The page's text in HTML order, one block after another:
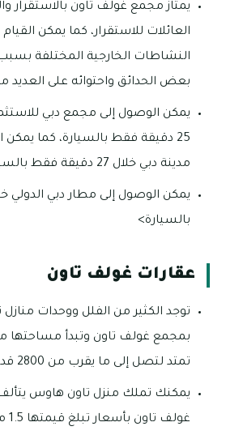
يمتاز مجمع غولف تاون بالاستقرار
العائلات للاستقرار، كما يمكن
النشاطات الخارجية المختلفة
بعض الحدائق واحتوائه على العديد
يمكن الوصول إلى مجمع دبي
25 دقيقة فقط بالسيارة، كما
مدينة دبي خلال 27 دقيقة فقط بالسيارة.
بالسيارة>
عقارات غولف تاون
توجد الكثير من الفلل ووحدات
تمتد لتصل إلى ما يقرب من 2800 قدم مربع.
يمكنك تملك منزل تاون هاوس
غولف تاون بأسعار تبلغ قيمتها 1.5 مليون درهماً إماراتياً.